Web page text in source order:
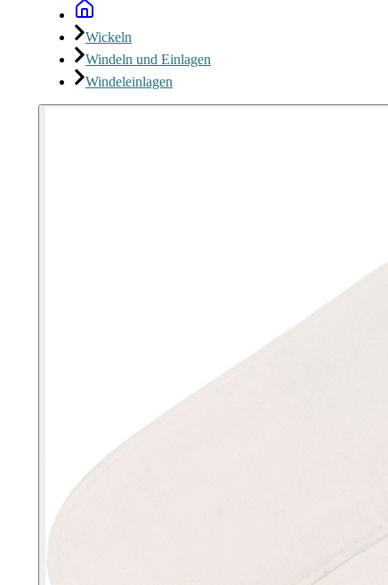
Wickeln
Windeln und Einlagen
Windeleinlagen